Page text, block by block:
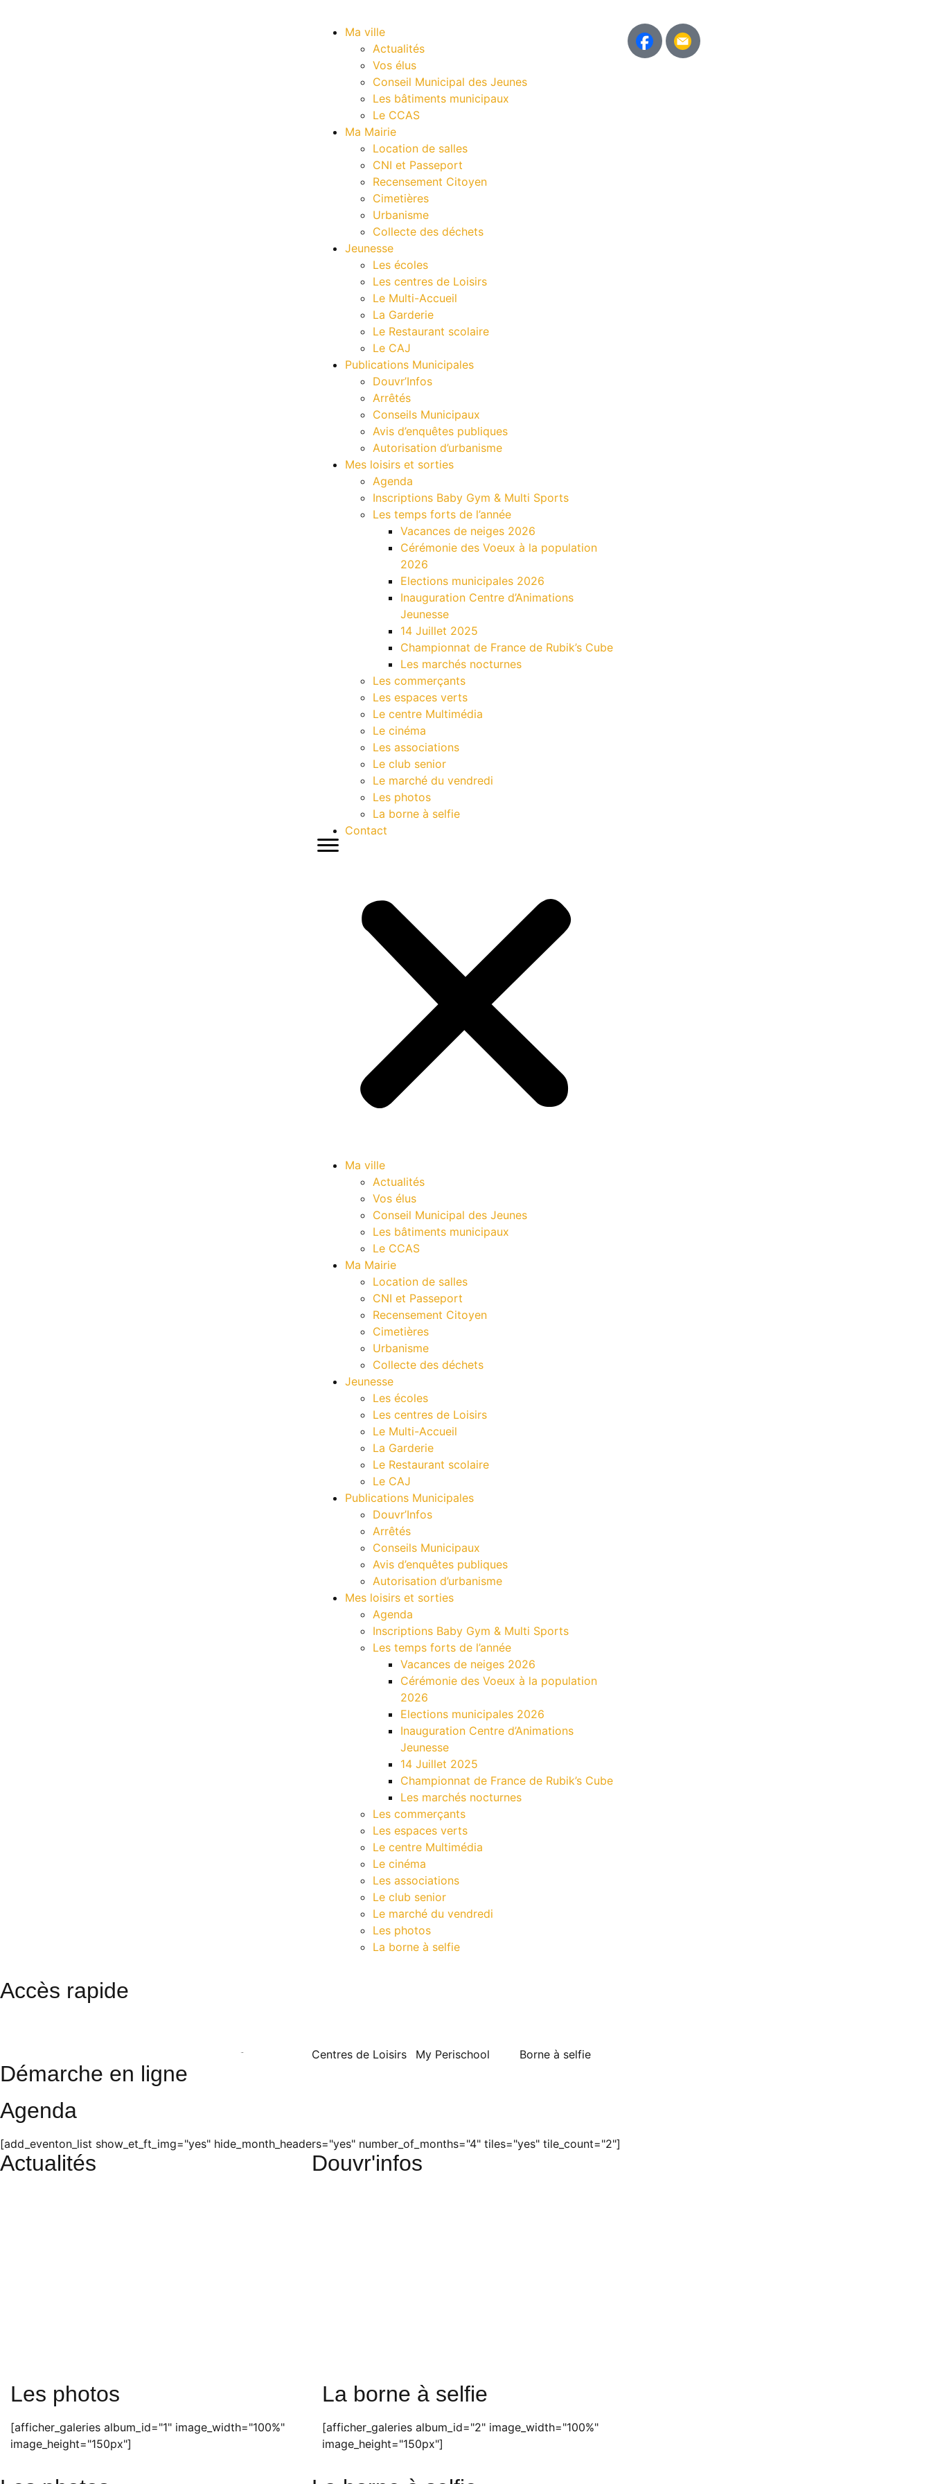
Ma ville
Actualités
Vos élus
Conseil Municipal des Jeunes
Les bâtiments municipaux
Le CCAS
Ma Mairie
Location de salles
CNI et Passeport
Recensement Citoyen
Cimetières
Urbanisme
Collecte des déchets
Jeunesse
Les écoles
Les centres de Loisirs
Le Multi-Accueil
La Garderie
Le Restaurant scolaire
Le CAJ
Publications Municipales
Douvr’Infos
Arrêtés
Conseils Municipaux
Avis d’enquêtes publiques
Autorisation d’urbanisme
Mes loisirs et sorties
Agenda
Inscriptions Baby Gym & Multi Sports
Les temps forts de l’année
Vacances de neiges 2026
Cérémonie des Voeux à la population
2026
Elections municipales 2026
Inauguration Centre d’Animations
Jeunesse
14 Juillet 2025
Championnat de France de Rubik’s Cube
Les marchés nocturnes
Les commerçants
Les espaces verts
Le centre Multimédia
Le cinéma
Les associations
Le club senior
Le marché du vendredi
Les photos
La borne à selfie
Contact
Ma ville
Actualités
Vos élus
Conseil Municipal des Jeunes
Les bâtiments municipaux
Le CCAS
Ma Mairie
Location de salles
CNI et Passeport
Recensement Citoyen
Cimetières
Urbanisme
Collecte des déchets
Jeunesse
Les écoles
Les centres de Loisirs
Le Multi-Accueil
La Garderie
Le Restaurant scolaire
Le CAJ
Publications Municipales
Douvr’Infos
Arrêtés
Conseils Municipaux
Avis d’enquêtes publiques
Autorisation d’urbanisme
Mes loisirs et sorties
Agenda
Inscriptions Baby Gym & Multi Sports
Les temps forts de l’année
Vacances de neiges 2026
Cérémonie des Voeux à la population
2026
Elections municipales 2026
Inauguration Centre d’Animations
Jeunesse
14 Juillet 2025
Championnat de France de Rubik’s Cube
Les marchés nocturnes
Les commerçants
Les espaces verts
Le centre Multimédia
Le cinéma
Les associations
Le club senior
Le marché du vendredi
Les photos
La borne à selfie
Accès rapide
Photos Centres de Loisirs My Perischool Borne à selfie
Démarche en ligne
Agenda
[add_eventon_list show_et_ft_img="yes" hide_month_headers="yes" number_of_months="4" tiles="yes" tile_count="2"]
Actualités Douvr'infos
Les photos
[afficher_galeries album_id="1" image_width="100%"
image_height="150px"]
La borne à selfie
[afficher_galeries album_id="2" image_width="100%"
image_height="150px"]